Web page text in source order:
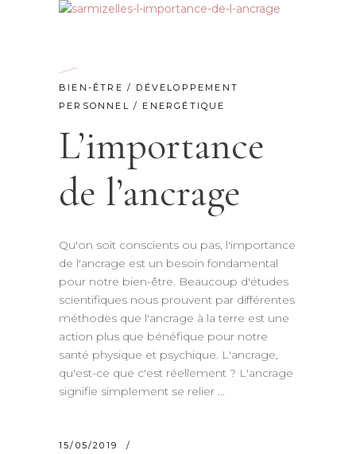
BIEN-ÊTRE / DÉVELOPPEMENT
PERSONNEL / ENERGÉTIQUE
L’importance
de l’ancrage
Qu'on soit conscients ou pas, l'importance
de l'ancrage est un besoin fondamental
pour notre bien-être. Beaucoup d'études
scientifiques nous prouvent par différentes
méthodes que l'ancrage à la terre est une
action plus que bénéfique pour notre
santé physique et psychique. L'ancrage,
qu'est-ce que c'est réellement ? L'ancrage
signifie simplement se relier
15/05/2019